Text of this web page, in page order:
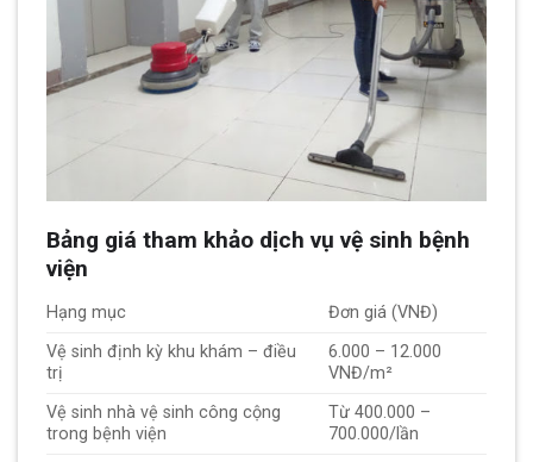
Bảng giá tham khảo dịch vụ vệ sinh bệnh
viện
Hạng mục
Đơn giá (VNĐ)
Vệ sinh định kỳ khu khám – điều
trị
6.000 – 12.000
VNĐ/m²
Vệ sinh nhà vệ sinh công cộng
trong bệnh viện
Từ 400.000 –
700.000/lần